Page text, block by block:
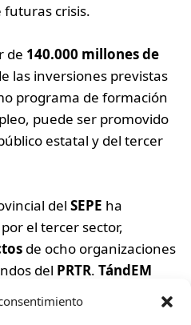
futuras crisis.
de 140.000 millones de
las inversiones previstas
programa de formación
puede ser promovido
estatal y del tercer
del SEPE ha
el tercer sector,
de ocho organizaciones
del PRTR. TándEM